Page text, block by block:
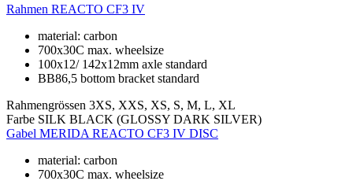
Rahmen REACTO CF3 IV
material: carbon
700x30C max. wheelsize
100x12/ 142x12mm axle standard
BB86,5 bottom bracket standard
Rahmengrössen 3XS, XXS, XS, S, M, L, XL
Farbe SILK BLACK (GLOSSY DARK SILVER)
Gabel MERIDA REACTO CF3 IV DISC
material: carbon
700x30C max. wheelsize